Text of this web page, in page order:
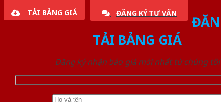
TẢI BẢNG GIÁ ĐĂNG KÝ TƯ VẤN
TẢI BẢNG GIÁ
Đăng ký nhận báo giá mới nhất từ chúng tôi